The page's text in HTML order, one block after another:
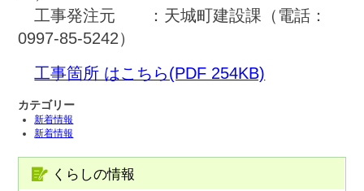
工事発注元 ：天城町建設課（電話：
0997-85-5242）
工事箇所 はこちら(PDF 254KB)
カテゴリー
新着情報
新着情報
くらしの情報